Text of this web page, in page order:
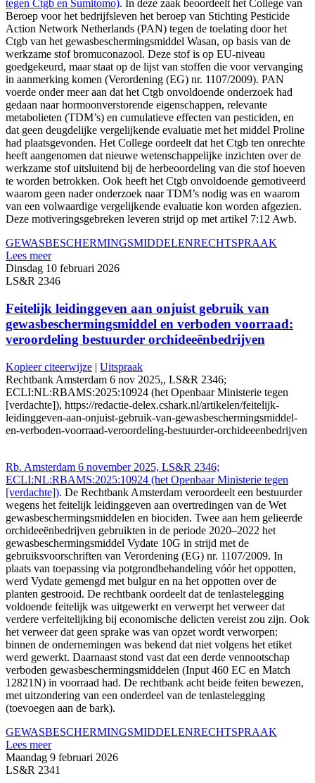
tegen Ctgb en Sumitomo). In deze zaak beoordeelt het College van
Beroep voor het bedrijfsleven het beroep van Stichting Pesticide
Action Network Netherlands (PAN) tegen de toelating door het
Ctgb van het gewasbeschermingsmiddel Wasan, op basis van de
werkzame stof bromuconazool. Deze stof is op EU-niveau
goedgekeurd, maar staat op de lijst van stoffen die voor vervanging
in aanmerking komen (Verordening (EG) nr. 1107/2009). PAN
voerde onder meer aan dat het Ctgb onvoldoende onderzoek had
gedaan naar hormoonverstorende eigenschappen, relevante
metabolieten (TDM’s) en cumulatieve effecten van pesticiden, en
dat geen deugdelijke vergelijkende evaluatie met het middel Proline
had plaatsgevonden. Het College oordeelt dat het Ctgb ten onrechte
heeft aangenomen dat nieuwe wetenschappelijke inzichten over de
werkzame stof uitsluitend bij de herbeoordeling van die stof hoeven
te worden betrokken. Ook heeft het Ctgb onvoldoende gemotiveerd
waarom geen nader onderzoek naar TDM’s nodig was en waarom
van een volwaardige vergelijkende evaluatie kon worden afgezien.
Deze motiveringsgebreken leveren strijd op met artikel 7:12 Awb.
GEWASBESCHERMINGSMIDDELENRECHTSPRAAK
Lees meer
Dinsdag 10 februari 2026
LS&R 2346
Feitelijk leidinggeven aan onjuist gebruik van
gewasbeschermingsmiddel en verboden voorraad:
veroordeling bestuurder orchideeënbedrijven
Kopieer citeerwijze | Uitspraak
Rechtbank Amsterdam 6 nov 2025,, LS&R 2346;
ECLI:NL:RBAMS:2025:10924 (het Openbaar Ministerie tegen
[verdachte]), https://redactie-delex.cshark.nl/artikelen/feitelijk-
leidinggeven-aan-onjuist-gebruik-van-gewasbeschermingsmiddel-
en-verboden-voorraad-veroordeling-bestuurder-orchideeenbedrijven
Rb. Amsterdam 6 november 2025, LS&R 2346;
ECLI:NL:RBAMS:2025:10924 (het Openbaar Ministerie tegen
[verdachte]). De Rechtbank Amsterdam veroordeelt een bestuurder
wegens het feitelijk leidinggeven aan overtredingen van de Wet
gewasbeschermingsmiddelen en biociden. Twee aan hem gelieerde
orchideeënbedrijven gebruikten in de periode 2020–2022 het
gewasbeschermingsmiddel Vydate 10G in strijd met de
gebruiksvoorschriften van Verordening (EG) nr. 1107/2009. In
plaats van toepassing via potgrondbehandeling vóór het oppotten,
werd Vydate gemengd met bulgur en na het oppotten over de
planten gestrooid. De rechtbank oordeelt dat de tenlastelegging
voldoende feitelijk was uitgewerkt en verwerpt het verweer dat
verdere verfeitelijking bij economische delicten vereist zou zijn. Ook
het verweer dat geen sprake was van opzet wordt verworpen:
binnen de ondernemingen was bekend dat niet volgens het etiket
werd gewerkt. Daarnaast stond vast dat een derde vennootschap
verboden gewasbeschermingsmiddelen (Input 460 EC en Match
12821N) in voorraad had. De rechtbank acht beide feiten bewezen,
met uitzondering van een onderdeel van de tenlastelegging
(toevoegen aan de bark).
GEWASBESCHERMINGSMIDDELENRECHTSPRAAK
Lees meer
Maandag 9 februari 2026
LS&R 2341